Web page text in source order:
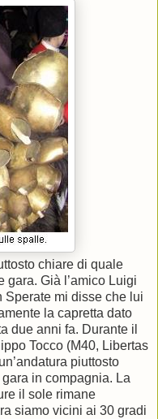
chiare di quale
gara. Già l’amico Luigi
Sperate mi disse che lui
la capretta dato
due anni fa. Durante il
Tocco (M40, Libertas
piuttosto
in compagnia. La
il sole rimane
siamo vicini ai 30 gradi